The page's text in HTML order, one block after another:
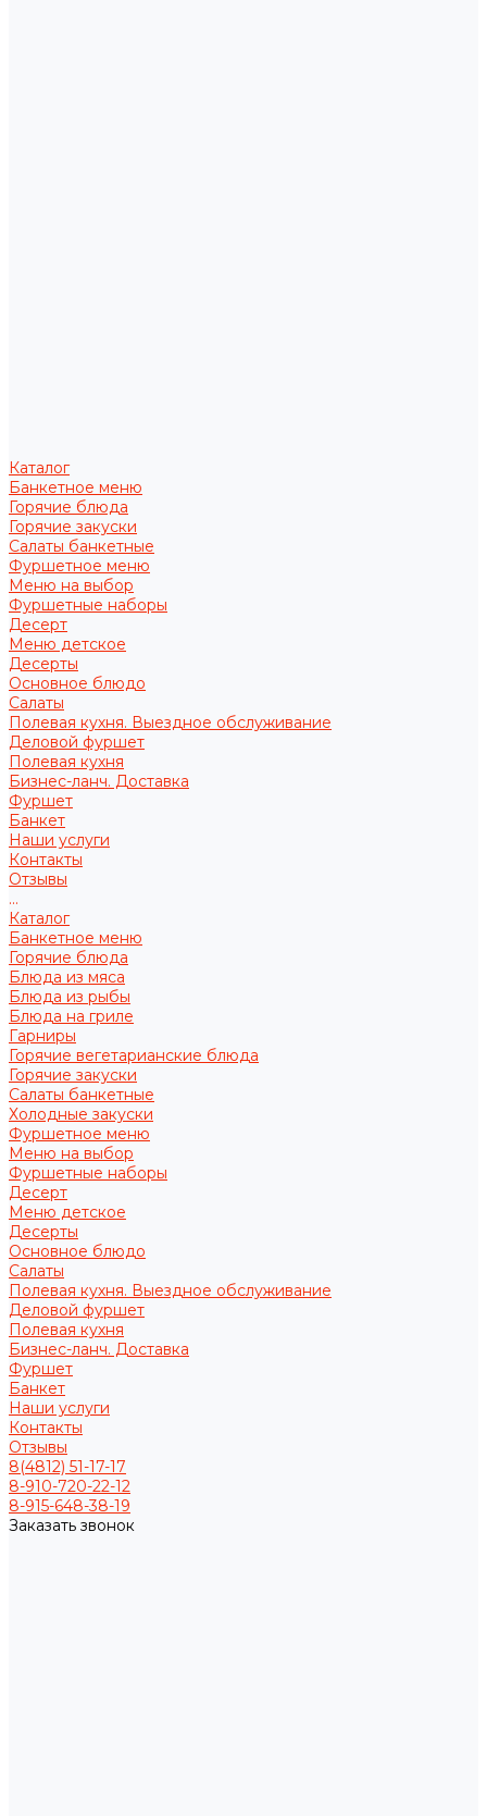
Каталог
Банкетное меню
Горячие блюда
Горячие закуски
Салаты банкетные
Фуршетное меню
Меню на выбор
Фуршетные наборы
Десерт
Меню детское
Десерты
Основное блюдо
Салаты
Полевая кухня. Выездное обслуживание
Деловой фуршет
Полевая кухня
Бизнес-ланч. Доставка
Фуршет
Банкет
Наши услуги
Контакты
Отзывы
...
Каталог
Банкетное меню
Горячие блюда
Блюда из мяса
Блюда из рыбы
Блюда на гриле
Гарниры
Горячие вегетарианские блюда
Горячие закуски
Салаты банкетные
Холодные закуски
Фуршетное меню
Меню на выбор
Фуршетные наборы
Десерт
Меню детское
Десерты
Основное блюдо
Салаты
Полевая кухня. Выездное обслуживание
Деловой фуршет
Полевая кухня
Бизнес-ланч. Доставка
Фуршет
Банкет
Наши услуги
Контакты
Отзывы
8(4812) 51-17-17
8-910-720-22-12
8-915-648-38-19
Заказать звонок